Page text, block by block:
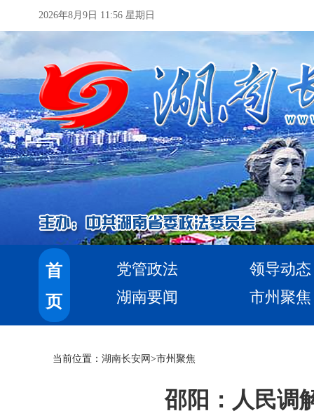
2026年8月9日 11:56 星期日
首
页
党管政法
领导动态
湖南要闻
市州聚焦
当前位置： 湖南长安网 >市州聚焦
邵阳：人民调